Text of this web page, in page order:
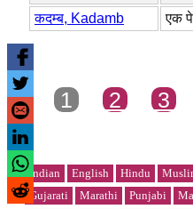
कदम्ब, Kadamb
एक
1 2 3
Indian English Hindu
Gujarati
Marathi Punjabi